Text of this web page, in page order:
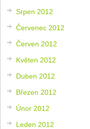
Srpen 2012
Červenec 2012
Červen 2012
Květen 2012
Duben 2012
Březen 2012
Únor 2012
Leden 2012